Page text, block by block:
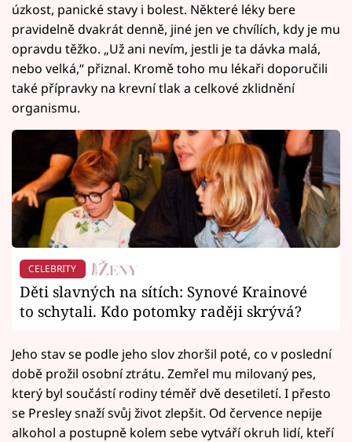
úzkost, panické stavy i bolest. Některé léky bere
pravidelně dvakrát denně, jiné jen ve chvílích, kdy je mu
opravdu těžko. „Už ani nevím, jestli je ta dávka malá,
nebo velká,“ přiznal. Kromě toho mu lékaři doporučili
také přípravky na krevní tlak a celkové zklidnění
organismu.
CELEBRITY
Děti slavných na sítích: Synové Krainové
to schytali. Kdo potomky raději skrývá?
Jeho stav se podle jeho slov zhoršil poté, co v poslední
době prožil osobní ztrátu. Zemřel mu milovaný pes,
který byl součástí rodiny téměř dvě desetiletí. I přesto
se Presley snaží svůj život zlepšit. Od července nepije
alkohol a postupně kolem sebe vytváří okruh lidí, kteří